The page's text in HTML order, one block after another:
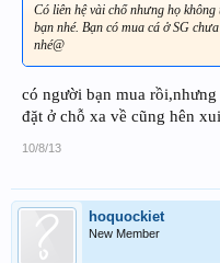
Có liên hệ vài chổ nhưng họ
bạn nhé. Bạn có mua cá ở SG
nhé@
có người bạn mua
đặt ở chỗ xa về cũng hên
10/8/13
hoquockiet
New Member